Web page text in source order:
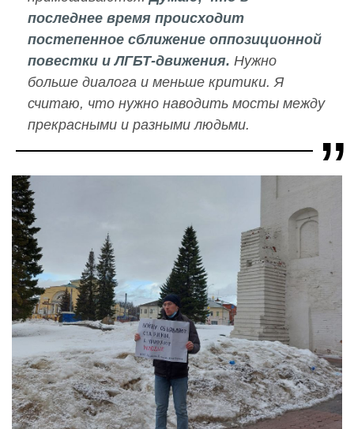
последнее время происходит
постепенное сближение оппозиционной
повестки и ЛГБТ-движения. Нужно
больше диалога и меньше критики. Я
считаю, что нужно наводить мосты между
прекрасными и разными людьми.